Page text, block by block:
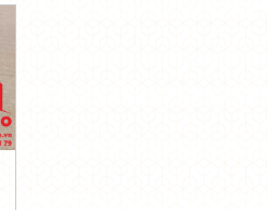
THÀNH CẢM ƠN QUÝ
ĐÃ TIN DÙNG.
VỊ MỘT NGÀY TRÀN
LƯỢNG!